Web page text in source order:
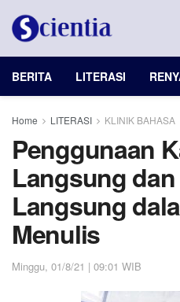
BERITA LITERASI
Home LITERASI KLINIK BAHASA
Penggunaan
Langsung
Langsung
Menulis
Minggu, 01/8/21 | 09:01 WIB